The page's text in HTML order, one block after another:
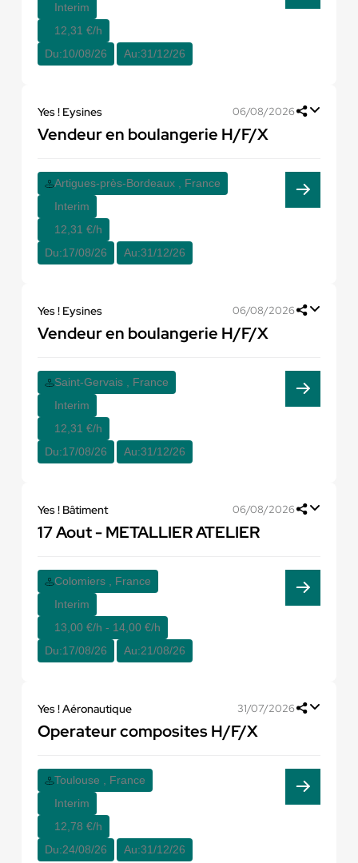
Interim
12,31 €/h
Du:10/08/26 Au:31/12/26
Yes ! Eysines 06/08/2026
Vendeur en boulangerie H/F/X
Artigues-près-Bordeaux , France
Interim
12,31 €/h
Du:17/08/26 Au:31/12/26
Yes ! Eysines 06/08/2026
Vendeur en boulangerie H/F/X
Saint-Gervais , France
Interim
12,31 €/h
Du:17/08/26 Au:31/12/26
Yes ! Bâtiment 06/08/2026
17 Aout - METALLIER ATELIER
Colomiers , France
Interim
13,00 €/h - 14,00 €/h
Du:17/08/26 Au:21/08/26
Yes ! Aéronautique 31/07/2026
Operateur composites H/F/X
Toulouse , France
Interim
12,78 €/h
Du:24/08/26 Au:31/12/26